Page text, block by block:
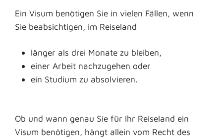
Ein Visum benötigen Sie in vielen Fällen, wenn
Sie beabsichtigen, im Reiseland
länger als drei Monate zu bleiben,
einer Arbeit nachzugehen oder
ein Studium zu absolvieren.
Ob und wann genau Sie für Ihr Reiseland ein
Visum benötigen, hängt allein vom Recht des